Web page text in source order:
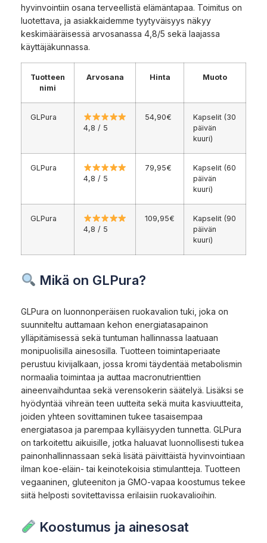
hyvinvointiin osana terveellistä elämäntapaa. Toimitus on
luotettava, ja asiakkaidemme tyytyväisyys näkyy
keskimääräisessä arvosanassa 4,8/5 sekä laajassa
käyttäjäkunnassa.
Tuotteen
nimi
Arvosana Hinta Muoto
GLPura
4,8 / 5
54,90€
Kapselit (30
päivän
kuuri)
GLPura
4,8 / 5
79,95€
Kapselit (60
päivän
kuuri)
GLPura
4,8 / 5
109,95€
Kapselit (90
päivän
kuuri)
Mikä on GLPura?
GLPura on luonnonperäisen ruokavalion tuki, joka on
suunniteltu auttamaan kehon energiatasapainon
ylläpitämisessä sekä tuntuman hallinnassa laatuaan
monipuolisilla ainesosilla. Tuotteen toimintaperiaate
perustuu kivijalkaan, jossa kromi täydentää metabolismin
normaalia toimintaa ja auttaa macronutrienttien
aineenvaihduntaa sekä verensokerin säätelyä. Lisäksi se
hyödyntää vihreän teen uutteita sekä muita kasviuutteita,
joiden yhteen sovittaminen tukee tasaisempaa
energiatasoa ja parempaa kylläisyyden tunnetta. GLPura
on tarkoitettu aikuisille, jotka haluavat luonnollisesti tukea
painonhallinnassaan sekä lisätä päivittäistä hyvinvointiaan
ilman koe-eläin- tai keinotekoisia stimulantteja. Tuotteen
vegaaninen, gluteeniton ja GMO-vapaa koostumus tekee
siitä helposti sovitettavissa erilaisiin ruokavalioihin.
Koostumus ja ainesosat